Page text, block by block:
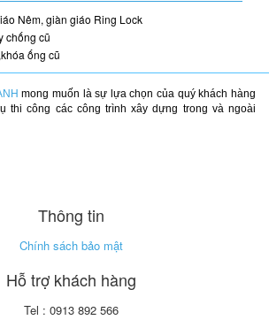
Nêm, giàn giáo Ring Lock
chống cũ
ống cũ
mong muốn là sự lựa chọn của quý khách hàng
thi công các công trình xây dựng trong và ngoài
Thông tin
Chính sách bảo mật
Hỗ trợ khách hàng
Tel : 0913 892 566